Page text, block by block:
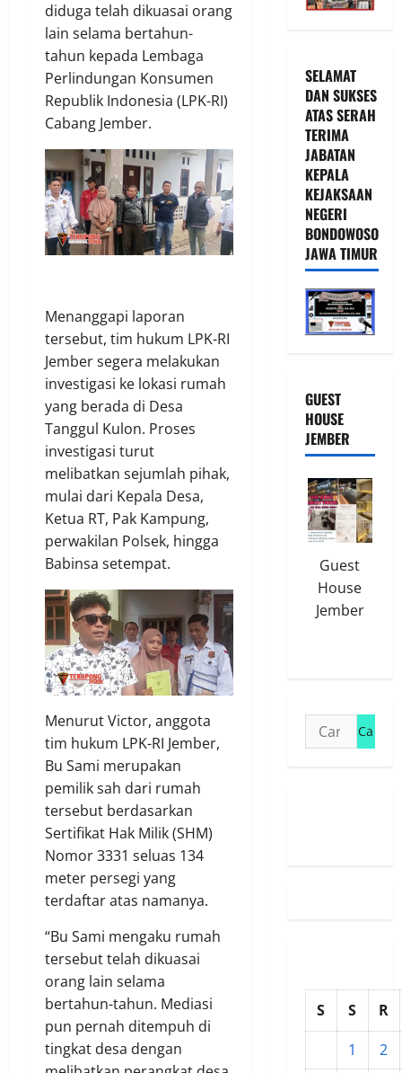
diduga telah dikuasai orang
lain selama bertahun-
tahun kepada Lembaga
Perlindungan Konsumen
Republik Indonesia (LPK-RI)
Cabang Jember.
Menanggapi laporan
tersebut, tim hukum LPK-RI
Jember segera melakukan
investigasi ke lokasi rumah
yang berada di Desa
Tanggul Kulon. Proses
investigasi turut
melibatkan sejumlah pihak,
mulai dari Kepala Desa,
Ketua RT, Pak Kampung,
perwakilan Polsek, hingga
Babinsa setempat.
Menurut Victor, anggota
tim hukum LPK-RI Jember,
Bu Sami merupakan
pemilik sah dari rumah
tersebut berdasarkan
Sertifikat Hak Milik (SHM)
Nomor 3331 seluas 134
meter persegi yang
terdaftar atas namanya.
“Bu Sami mengaku rumah
tersebut telah dikuasai
orang lain selama
bertahun-tahun. Mediasi
pun pernah ditempuh di
tingkat desa dengan
SELAMAT
DAN SUKSES
ATAS SERAH
TERIMA
JABATAN
KEPALA
KEJAKSAAN
NEGERI
BONDOWOSO
JAWA TIMUR
GUEST
HOUSE
JEMBER
Guest
House
Jember
Cari
untuk:
S S
R
1
2